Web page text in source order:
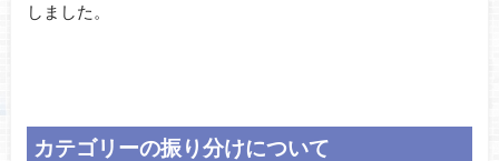
しました。
カテゴリーの振り分けについて